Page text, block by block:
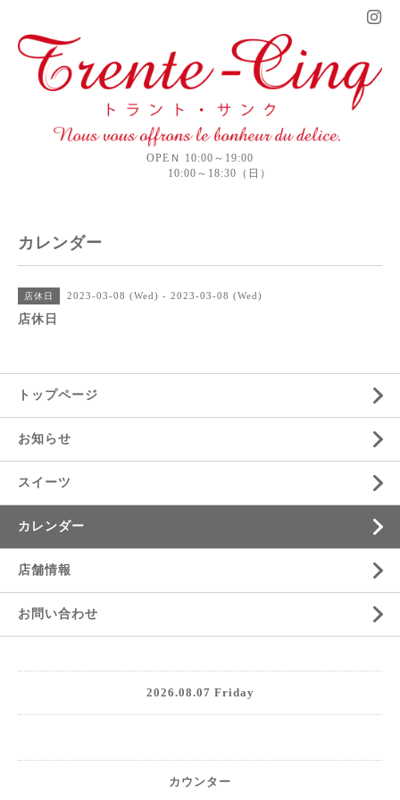
OPEＮ 10:00～19:00
10:00～18:30（日）
カレンダー
店休日 2023-03-08 (Wed) - 2023-03-08 (Wed)
店休日
トップページ
お知らせ
スイーツ
カレンダー
店舗情報
お問い合わせ
2026.08.07 Friday
カウンター